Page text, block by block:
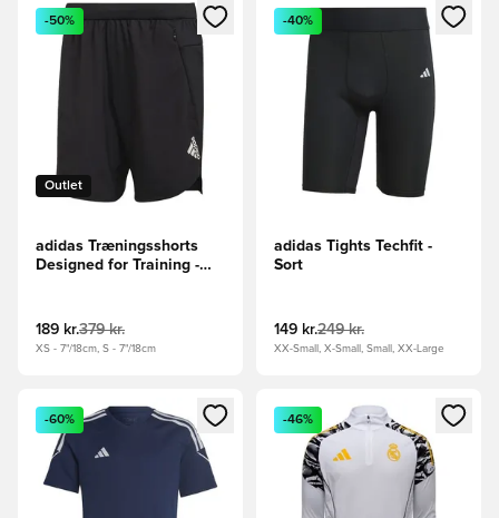
Åbner en Modal til at logge ind eller tilmelde dig som
Outlet
-50%
adidas Træningsshorts
Designed for Training -
189 kr.379 kr.
XS - 7"/18cm, S - 7"/18cm
Åbner en Modal til at logge
-40%
adidas Tights Techfit -
Sort
149 kr.249 kr.
XX-Small, X-Small, Small, XX-Large
Åbner en Modal til at logge ind eller tilmelde dig som
-60%
Åbner en Modal til at logge
-46%